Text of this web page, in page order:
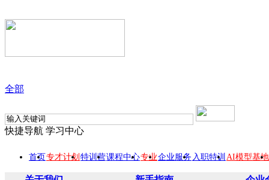
全部
快捷导航 学习中心
首页专才计划 特训营课程中心专业企业服务 入职特训 AI模型基地